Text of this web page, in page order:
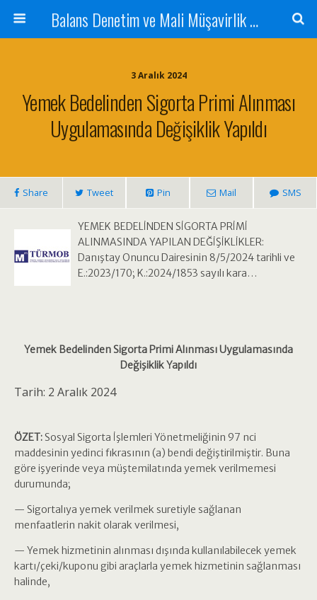
Balans Denetim ve Mali Müşavirlik Hizmetleri
3 Aralık 2024
Yemek Bedelinden Sigorta Primi Alınması
Uygulamasında Değişiklik Yapıldı
Share Tweet Pin Mail SMS
YEMEK BEDELİNDEN SİGORTA PRİMİ
ALINMASINDA YAPILAN DEĞİŞİKLİKLER:
Danıştay Onuncu Dairesinin 8/5/2024 tarihli ve
E.:2023/170; K.:2024/1853 sayılı kara…
Yemek Bedelinden Sigorta Primi Alınması Uygulamasında
Değişiklik Yapıldı
Tarih: 2 Aralık 2024
ÖZET:Sosyal Sigorta İşlemleri Yönetmeliğinin 97 nci
maddesinin yedinci fıkrasının (a) bendi değiştirilmiştir. Buna
göre işyerinde veya müştemilatında yemek verilmemesi
durumunda;
— Sigortalıya yemek verilmek suretiyle sağlanan
menfaatlerin nakit olarak verilmesi,
— Yemek hizmetinin alınması dışında kullanılabilecek yemek
kartı/çeki/kuponu gibi araçlarla yemek hizmetinin sağlanması
halinde,